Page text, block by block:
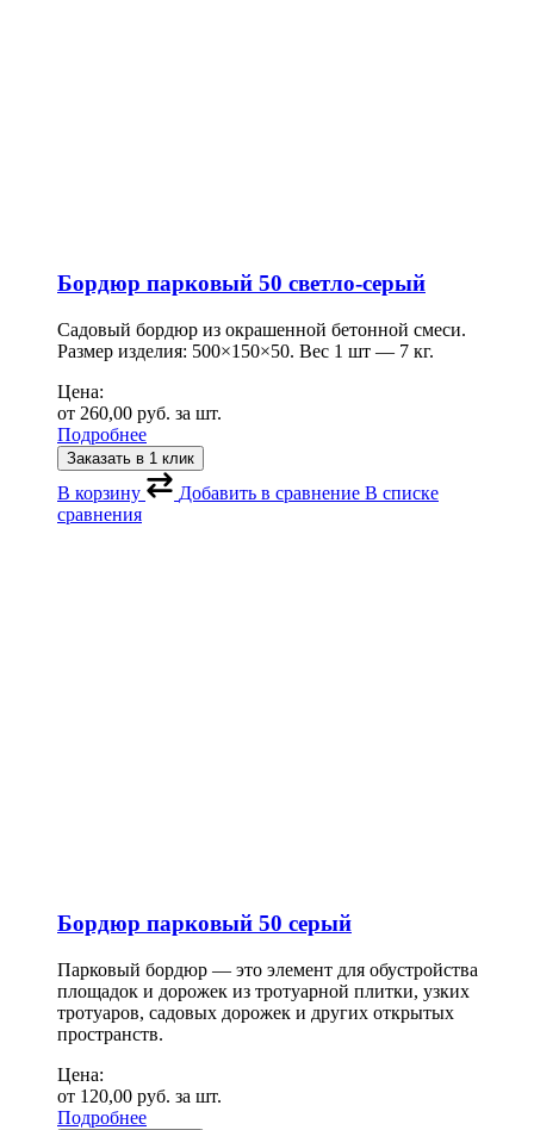
Бордюр парковый 50 светло-серый
Садовый бордюр из окрашенной бетонной смеси.
Размер изделия: 500×150×50. Вес 1 шт — 7 кг.
Цена:
от 260,00 руб. за шт.
Подробнее
Заказать в 1 клик
В корзину Добавить в сравнение В списке
сравнения
Бордюр парковый 50 серый
Парковый бордюр — это элемент для обустройства
площадок и дорожек из тротуарной плитки, узких
тротуаров, садовых дорожек и других открытых
пространств.
Цена:
от 120,00 руб. за шт.
Подробнее